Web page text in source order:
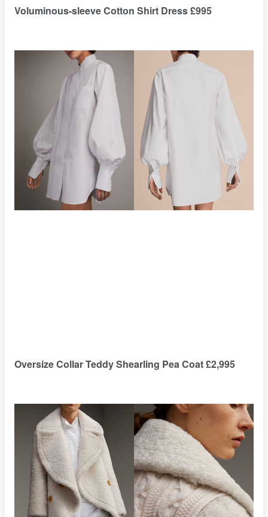
Voluminous-sleeve Cotton Shirt Dress £995
Oversize Collar Teddy Shearling Pea Coat £2,995